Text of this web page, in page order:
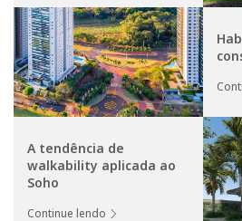
A tendência de
walkability aplicada ao
Soho
Continue lendo